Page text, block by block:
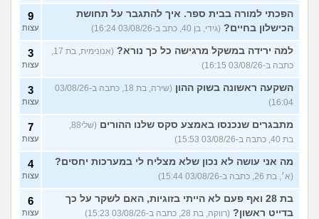
הפכתי למורה בבית ספר. איך להתגבר על תחושת
הכישלון בחיים? (גידי, בן 40, כתב ב-03/08/26 16:24)
9
עצות
למה ירידה במשקל מרגישה כל כך נורא?
(אנונימית, בת 17,
כתבה ב-03/08/26 16:15)
3
עצות
השקעה ראשונה בשוק ההון
(שירה, בת 18, כתבה ב-03/08/26
16:04)
3
עצות
מתבגרים שנכנסו באמצע סקס שלנו ההורים
(שלי88,
בת 40, כתבה ב-03/08/26 15:53)
7
עצות
מה אני עושה לא נכון שלא מצליח לי במערכות יחסים?
(א׳, בת 26, כתבה ב-03/08/26 15:44)
4
עצות
בת 28 ואף פעם לא הייתי בזוגיות, האם לשקר על כך
בדייט ראשון? (רווקה, בת 28, כתבה ב-03/08/26 15:23)
6
עצות